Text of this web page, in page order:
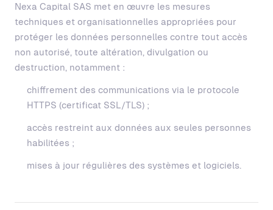
Nexa Capital SAS met en œuvre les mesures
techniques et organisationnelles appropriées pour
protéger les données personnelles contre tout accès
non autorisé, toute altération, divulgation ou
destruction, notamment :
chiffrement des communications via le protocole
HTTPS (certificat SSL/TLS) ;
accès restreint aux données aux seules personnes
habilitées ;
mises à jour régulières des systèmes et logiciels.